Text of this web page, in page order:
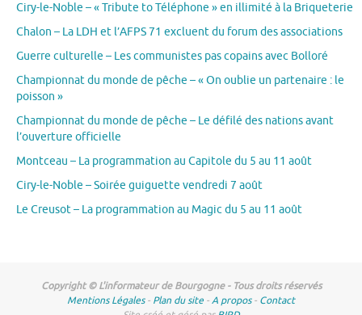
Ciry-le-Noble – « Tribute to Téléphone » en illimité à la Briqueterie
Chalon – La LDH et l’AFPS 71 excluent du forum des associations
Guerre culturelle – Les communistes pas copains avec Bolloré
Championnat du monde de pêche – « On oublie un partenaire : le
poisson »
Championnat du monde de pêche – Le défilé des nations avant
l’ouverture officielle
Montceau – La programmation au Capitole du 5 au 11 août
Ciry-le-Noble – Soirée guiguette vendredi 7 août
Le Creusot – La programmation au Magic du 5 au 11 août
Copyright © L'informateur de Bourgogne - Tous droits réservés
Mentions Légales- Plan du site -A propos- Contact